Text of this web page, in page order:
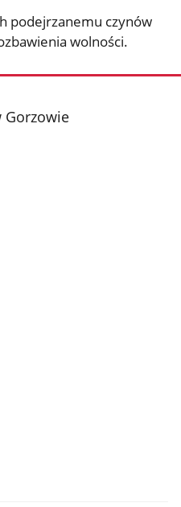
podejrzanemu czynów
wolności.
Gorzowie